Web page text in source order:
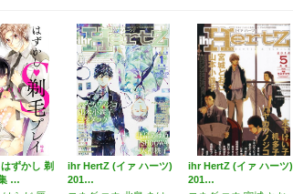
ずかし 剃
…
ihr HertZ (イァ ハーツ)
201…
ihr HertZ (イァ ハーツ)
201…